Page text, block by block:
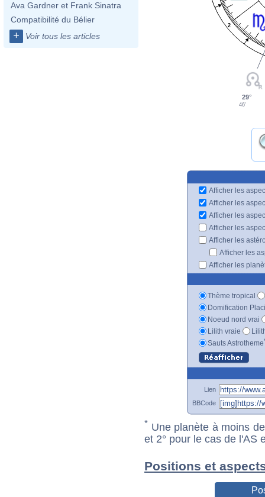
Ava Gardner et Frank Sinatra
Compatibilité du Bélier
+ Voir tous les articles
2
29°
46'
Afficher les
Afficher les
Afficher les
Afficher les
Afficher les
Afficher les
Afficher les
Thème tropical
Domification
Noeud nord vrai
Lilith vraie
Sauts Astrotheme
Lien
BBCode
* Une planète à moins
et 2° pour le cas de l'AS
Positions et